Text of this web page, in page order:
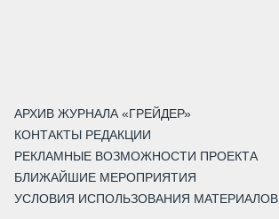
АРХИВ ЖУРНАЛА «ГРЕЙДЕР»
КОНТАКТЫ РЕДАКЦИИ
РЕКЛАМНЫЕ ВОЗМОЖНОСТИ ПРОЕКТА
БЛИЖАЙШИЕ МЕРОПРИЯТИЯ
УСЛОВИЯ ИСПОЛЬЗОВАНИЯ МАТЕРИАЛОВ